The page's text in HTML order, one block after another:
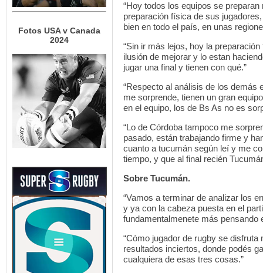
Fotos USA v Canada
2024
“Hoy todos los equipos se
preparación física de sus
bien en todo el país, en unas
“Sin ir más lejos, hoy la
ilusión de mejorar y lo estan
jugar una final y tienen con qué.”
“Respecto al análisis de los demás
me sorprende, tienen un gran
en el equipo, los de Bs As no es
“Lo de Córdoba tampoco me
pasado, están trabajando firme y
cuanto a tucumán según leí y me
tiempo, y que al final recién
Sobre Tucumán.
“Vamos a terminar de analizar los
y ya con la cabeza puesta en el
fundamentalmenete más pensando
“Cómo jugador de rugby se
resultados inciertos, donde podés
cualquiera de esas tres cosas.”